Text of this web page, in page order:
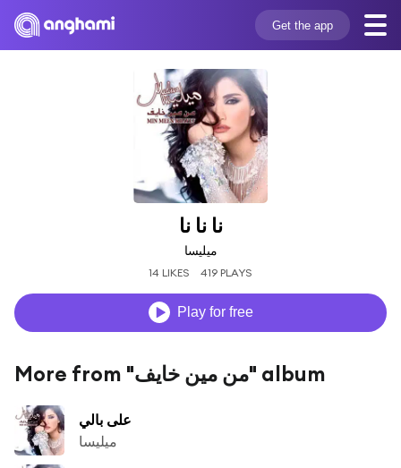
Get the app
نا نا نا
ميليسا
14 LIKES 419 PLAYS
Play for free
More from "من مين خايف" album
على بالي
ميليسا